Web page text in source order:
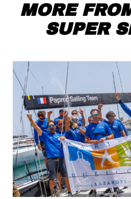
MORE
SUPER